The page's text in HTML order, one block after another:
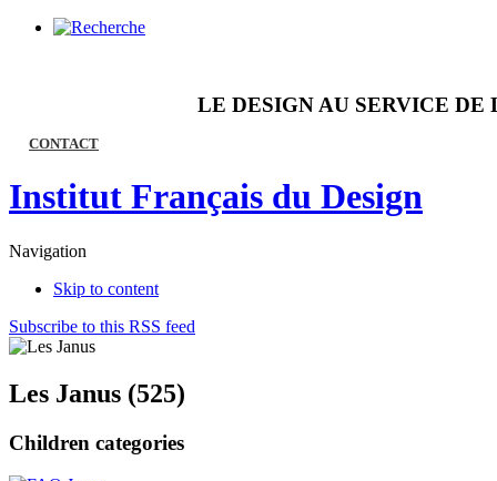
LE DESIGN AU SERVICE
CONTACT
Institut Français du Design
Navigation
Skip to content
Subscribe to this RSS feed
Les Janus (525)
Children categories